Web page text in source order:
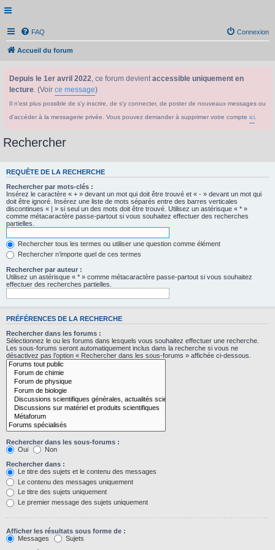
FAQ Connexion
Accueil du forum
Depuis le 1er avril 2022, ce forum devientaccessible uniquement en
lecture. (Voir ce message)
Il n'est plus possible de s'y inscrire, de s'y connecter, de poster de nouveaux messages ou
d'accéder à la messagerie privée. Vous pouvez demander à supprimer votre compte ici
Rechercher
REQUÊTE DE LA RECHERCHE
Rechercher par mots-clés :
Insérez le caractère « + » devant un mot qui doit être trouvé et « - » devant un mot qui
doit être ignoré. Insérez une liste de mots séparés entre des barres verticales
discontinues « | » si seul un des mots doit être trouvé. Utilisez un astérisque « * »
comme métacaractère passe-partout si vous souhaitez effectuer des recherches
partielles.
Rechercher tous les termes ou utiliser une question comme élément
Rechercher n’importe quel de ces termes
Rechercher par auteur :
Utilisez un astérisque « * » comme métacaractère passe-partout si vous souhaitez
effectuer des recherches partielles.
PRÉFÉRENCES DE LA RECHERCHE
Rechercher dans les forums :
Sélectionnez le ou les forums dans lesquels vous souhaitez effectuer une recherche.
Les sous-forums seront automatiquement inclus dans la recherche si vous ne
désactivez pas l’option « Rechercher dans les sous-forums » affichée ci-dessous.
Rechercher dans les sous-forums :
Oui
Non
Rechercher dans :
Le titre des sujets et le contenu des messages
Le contenu des messages uniquement
Le titre des sujets uniquement
Le premier message des sujets uniquement
Afficher les résultats sous forme de :
Messages
Sujets